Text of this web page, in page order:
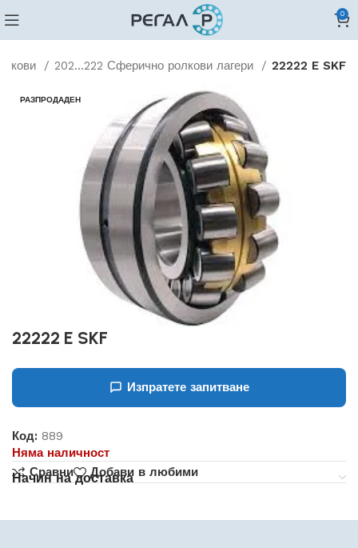
0
202...222 Сферично ролкови лагери 22222 E SKF
РАЗПРОДАДЕН
22222 E SKF
Изпратете запитване
Код: 889
Няма наличност
Сравни
Добави в любими
Начин на доставка